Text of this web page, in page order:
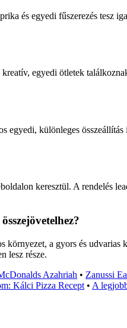
és egyedi fűszerezés tesz
egyedi ötletek
különleges
keresztül. A rendelés
a gyors és
lesz része.
Azahriah • Zanussi
Kálci Pizza Recept • A